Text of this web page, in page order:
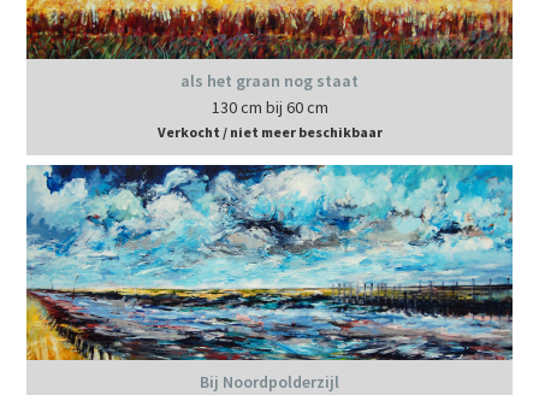
als het graan nog staat
130 cm bij 60 cm
Verkocht / niet meer beschikbaar
Bij Noordpolderzijl